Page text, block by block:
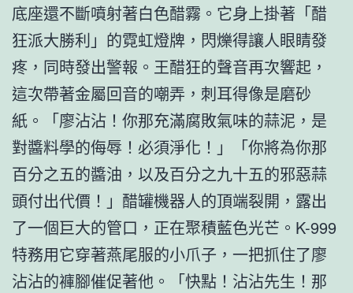
底座還不斷噴射著白色醋霧。它身上掛著「醋
狂派大勝利」的霓虹燈牌，閃爍得讓人眼睛發
疼，同時發出警報。王醋狂的聲音再次響起，
這次帶著金屬回音的嘲弄，刺耳得像是磨砂
紙。「廖沾沾！你那充滿腐敗氣味的蒜泥，是
對醬料學的侮辱！必須淨化！」「你將為你那
百分之五的醬油，以及百分之九十五的邪惡蒜
頭付出代價！」醋罐機器人的頂端裂開，露出
了一個巨大的管口，正在聚積藍色光芒。K-999
特務用它穿著燕尾服的小爪子，一把抓住了廖
沾沾的褲腳催促著他。「快點！沾沾先生！那